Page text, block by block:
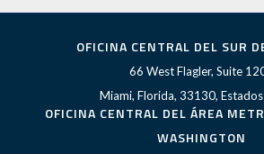
OFICINA CENTRAL DEL SUR
66 West Flagler, Suite
Miami, Florida, 33130,
OFICINA CENTRAL DEL ÁREA
WASHINGTON